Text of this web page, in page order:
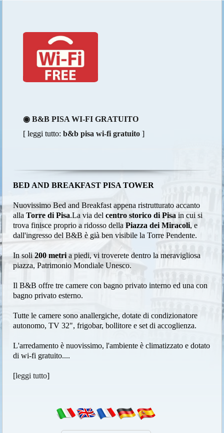
◉ B&B PISA WI-FI GRATUITO
[ leggi tutto:b&b pisa wi-fi gratuito ]
BED AND BREAKFAST PISA TOWER
Nuovissimo Bed and Breakfast appena ristrutturato accanto
allaTorre di Pisa.La via delcentro storico di Pisa in cui si
trova finisce proprio a ridosso dellaPiazza dei Miracoli, e
dall'ingresso del B&B è già ben visibile la Torre Pendente.
In soli200 metri a piedi, vi troverete dentro la meravigliosa
piazza, Patrimonio Mondiale Unesco.
Il B&B offre tre camere con bagno privato interno ed una con
bagno privato esterno.
Tutte le camere sono anallergiche, dotate di condizionatore
autonomo, TV 32", frigobar, bollitore e set di accoglienza.
L'arredamento è nuovissimo, l'ambiente è climatizzato e dotato
di wi-fi gratuito....
[leggi tutto]